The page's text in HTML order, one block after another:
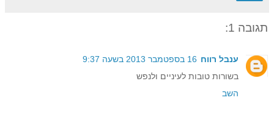
תגובה 1:
ענבל רווח 16 בספטמבר 2013 בשעה 9:37
בשורות טובות לעיניים ולנפש
השב